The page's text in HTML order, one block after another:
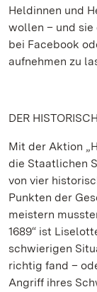
Heldinnen und
wollen – und sie
bei Facebook
aufnehmen zu
DER
Mit der Aktion
die Staatlichen
von vier
Punkten der
meistern
1689“ ist
schwierigen
richtig fand –
Angriff ihres